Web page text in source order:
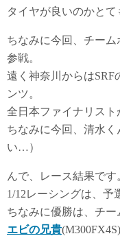
タイヤが良いのかと
ちなみに今回、チー
参戦。
遠く神奈川からはSRF
ンツ。
全日本ファイナリスト
ちなみに今回、清水
い…）
んで、レース結果です
1/12レーシングは、予
ちなみに優勝は、チー
エビの兄貴